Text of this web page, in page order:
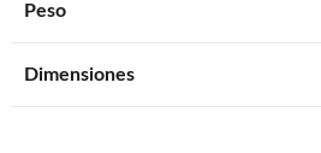
Peso
Dimensiones